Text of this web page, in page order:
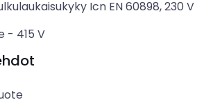
Icn EN 60898, 230 V
- 415 V